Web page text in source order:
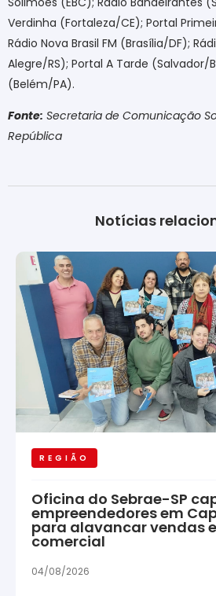
Verdinha (Fortaleza/CE); Portal
Rádio Nova Brasil FM (Brasília/DF);
Alegre/RS); Portal A Tarde (Salvador/
(Belém/PA).
Fonte: Secretaria de Comunicação
República
Notícias
REGIÃO
Oficina do Sebrae-SP
empreendedores em
para alavancar vendas
comercial
04/08/2026